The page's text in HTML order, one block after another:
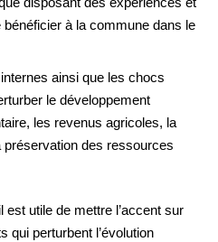
à la commune dans le
ainsi que les chocs
le développement
les revenus agricoles, la
des ressources
utile de mettre l’accent sur
qui perturbent l’évolution